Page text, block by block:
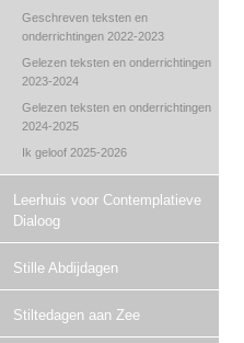
Geschreven teksten en
onderrichtingen 2022-2023
Gelezen teksten en onderrichtingen
2023-2024
Gelezen teksten en onderrichtingen
2024-2025
Ik geloof 2025-2026
Leerhuis voor Contemplatieve
Dialoog
Stille Abdijdagen
Stiltedagen aan Zee